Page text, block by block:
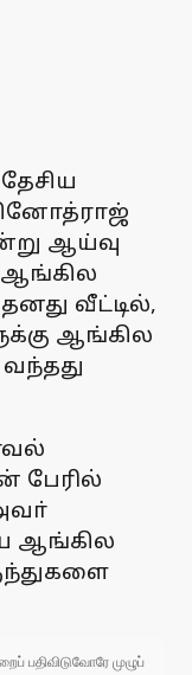
ஆய்வு
ஆங்கில
வீட்டில்,
ஆங்கில
வந்தது
பேரில்
ஆங்கில
பதிவிடுவோரே முழுப்